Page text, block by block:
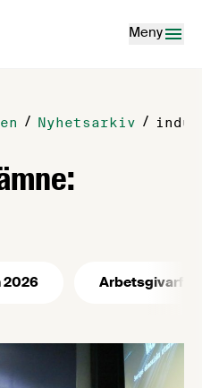
Meny
/ Nyhetsarkiv /
2026